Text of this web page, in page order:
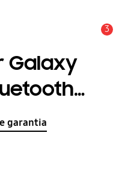
3
Galaxy
garantia